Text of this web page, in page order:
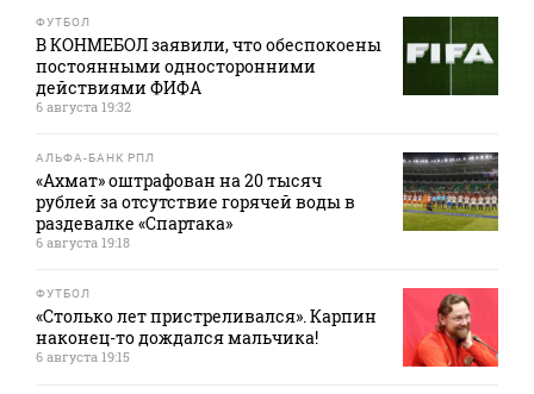
ФУТБОЛ
В КОНМЕБОЛ заявили, что обеспокоены
постоянными односторонними
действиями ФИФА
6 августа 19:32
АЛЬФА-БАНК РПЛ
«Ахмат» оштрафован на 20 тысяч
рублей за отсутствие горячей воды в
раздевалке «Спартака»
6 августа 19:18
ФУТБОЛ
«Столько лет пристреливался». Карпин
наконец-то дождался мальчика!
6 августа 19:15